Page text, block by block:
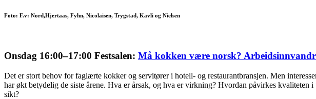
Foto: F.v: Nord,Hjertaas, Fyhn, Nicolaisen, Trygstad, Kavli og Nielsen
Onsdag 16:00–17:00 Festsalen: Må kokken være norsk?
Det er stort behov for faglærte kokker og servitører i hotell- og restaurantbransjen. Men
har økt betydelig de siste årene. Hva er årsak, og hva er virkning? Hvordan påvirkes
sikt?